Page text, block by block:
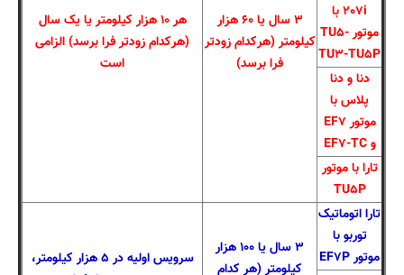
۳ سال یا ۶۰ هزار
کیلومتر (هرکدام زودتر
فرا برسد)
هر ۱۰ هزار کیلومتر یا یک سال
(هرکدام زودتر فرا برسد) الزامی
است
۲۰۷i با
موتور TU۵-
TU۳-TU۵P
دنا و دنا
پلاس با
موتور EF۷
و EF۷-TC
تارا با موتور
TU۵P
تارا اتوماتیک
توربو با
موتور EF۷P
۳ سال یا ۱۰۰ هزار
کیلومتر (هر کدام
سرویس اولیه در ۵ هزار کیلومتر،